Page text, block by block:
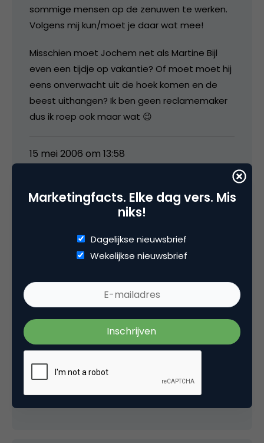
sommige mensen op de zenuwen te werken.
Volgens mij kun/moet je daar wat mee!
Misschien moet Jochem net als Martine Bijl
even een tijdje op vakantie? Of moet moet hij
eens onverwacht uit de hoek komen en de
beest uithangen? Ik ben geen reclamemaker
dus ik roep ook maar wat 😉
15 mei 2006 om 13:58
Ik denk dat Rabo eerder consumentenpanels
commercials nog meegaan.
Overigens: scherpe kijkers was het wellicht
opgevallen dat alle oude Jochem
commercials de afgelopen tijd nog een keer
gerouleerd zijn. Een teken aan de wand?
Marketingfacts. Elke dag vers. Mis
niks!
Dagelijkse nieuwsbrief
Wekelijkse nieuwsbrief